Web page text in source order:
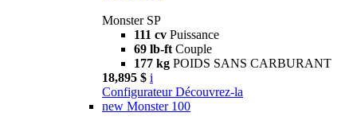
Monster SP
111 cv Puissance
69 lb-ft Couple
177 kg POIDS SANS CARBURANT
18,895 $ i
Configurateur Découvrez-la
new Monster 100